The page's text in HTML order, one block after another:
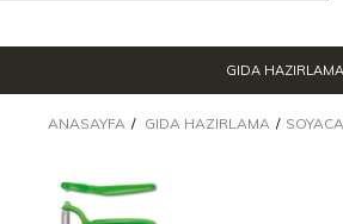
GIDA HAZIRLAMA
ANASAYFA GIDA HAZIRLAMA